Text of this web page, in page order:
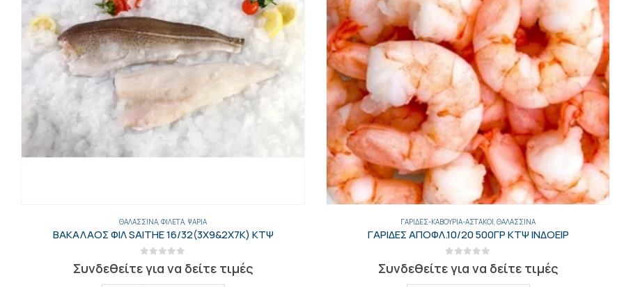
ΓΑΡΊΔΕΣ-ΚΑΒΟΎΡΙΑ-ΑΣΤΑΚΟΊ,ΘΑΛΑΣΣΙΝΆ
ΓΑΡΙΔΕΣ ΑΠΟΦΛ.10/20 500ΓΡ ΚΤΨ ΙΝΔΟΕΙΡ
Συνδεθείτε για να δείτε τιμές
ΓΕΝΙΚΑ,ΘΑΛΑΣΣΙΝΆ,ΦΙΛΈΤΑ,ΨΆΡΙΑ
ΠΑΝΓΚΑΣΙΟΥΣ ΦΙΛ 220 UP EIΣ ΕCOΜ ΚΤΨ ΟΜΗΡΟΣ
Συνδεθείτε για να δείτε τιμές